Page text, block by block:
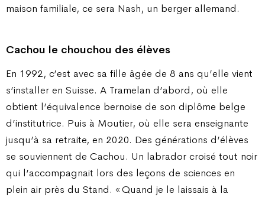
maison familiale, ce sera Nash, un berger allemand.
Cachou le chouchou des élèves
En 1992, c’est avec sa fille âgée de 8 ans qu’elle vient
s’installer en Suisse. A Tramelan d’abord, où elle
obtient l’équivalence bernoise de son diplôme belge
d’institutrice. Puis à Moutier, où elle sera enseignante
jusqu’à sa retraite, en 2020. Des générations d’élèves
se souviennent de Cachou. Un labrador croisé tout noir
qui l’accompagnait lors des leçons de sciences en
plein air près du Stand. « Quand je le laissais à la